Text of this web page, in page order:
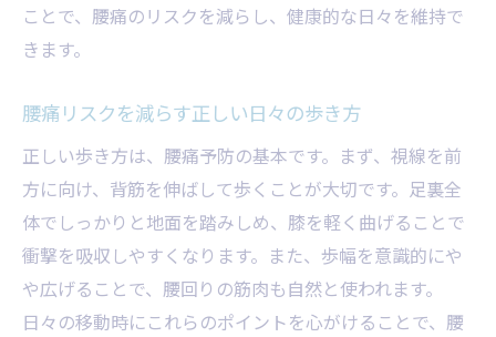
ことで、腰痛のリスクを減らし、健康的な日々を維持で
きます。
腰痛リスクを減らす正しい日々の歩き方
正しい歩き方は、腰痛予防の基本です。まず、視線を前
方に向け、背筋を伸ばして歩くことが大切です。足裏全
体でしっかりと地面を踏みしめ、膝を軽く曲げることで
衝撃を吸収しやすくなります。また、歩幅を意識的にや
や広げることで、腰回りの筋肉も自然と使われます。
日々の移動時にこれらのポイントを心がけることで、腰